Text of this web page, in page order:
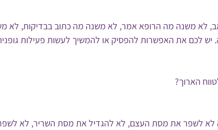
לא משנה מה הרופא אמר, לא משנה מה כתוב בבדיקות, לא
יש לכם את האפשרות להפסיק או להמשיך לעשות פעילות
הארוך?
לא לשפר את מסת העצם, לא להגדיל את מסת השריר, לא לשפר